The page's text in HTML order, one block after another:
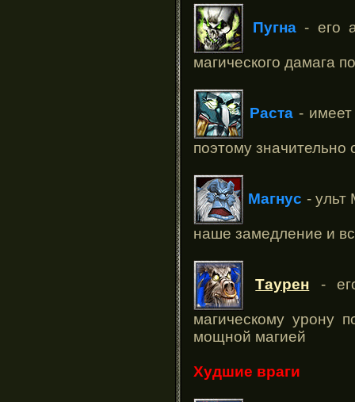
Пугна- его
магического дамага
Раста - имеет
поэтому значительно
Магнус - ульт
наше замедление и
Таурен -
магическому урону
мощной магией
Худшие враги